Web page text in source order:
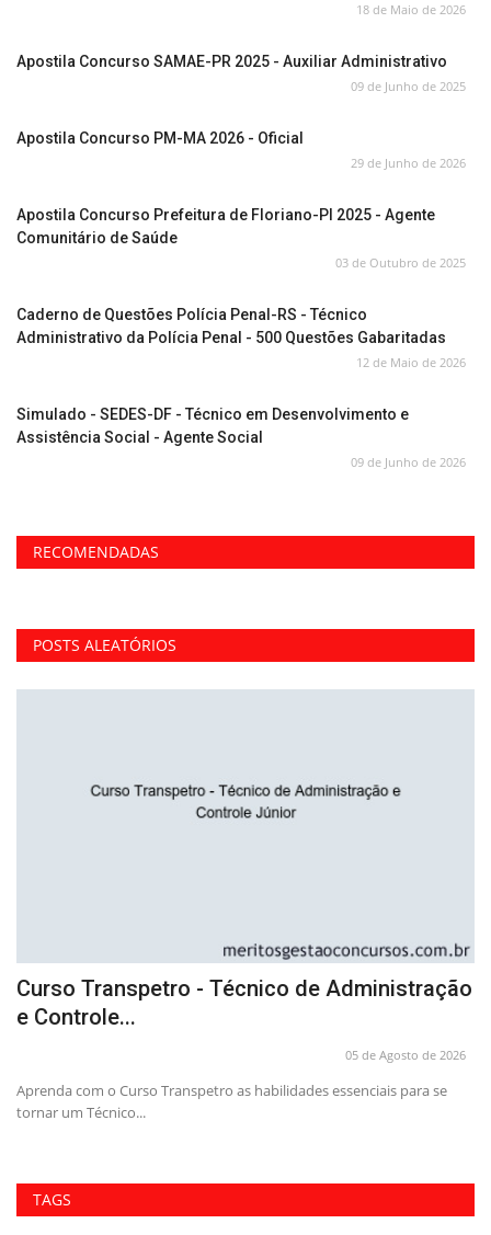
18 de Maio de 2026
Apostila Concurso SAMAE-PR 2025 - Auxiliar Administrativo
09 de Junho de 2025
Apostila Concurso PM-MA 2026 - Oficial
29 de Junho de 2026
Apostila Concurso Prefeitura de Floriano-PI 2025 - Agente
Comunitário de Saúde
03 de Outubro de 2025
Caderno de Questões Polícia Penal-RS - Técnico
Administrativo da Polícia Penal - 500 Questões Gabaritadas
12 de Maio de 2026
Simulado - SEDES-DF - Técnico em Desenvolvimento e
Assistência Social - Agente Social
09 de Junho de 2026
RECOMENDADAS
POSTS ALEATÓRIOS
Curso Transpetro - Técnico de Administração
e Controle...
05 de Agosto de 2026
Aprenda com o Curso Transpetro as habilidades essenciais para se
tornar um Técnico...
TAGS